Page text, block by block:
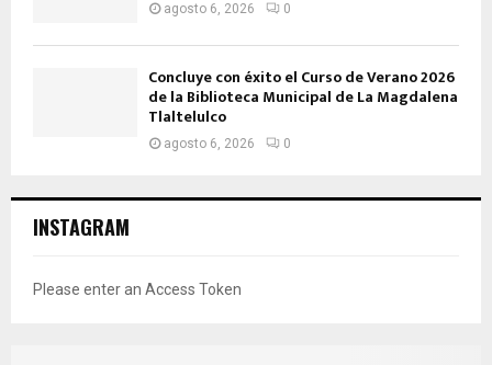
agosto 6, 2026 0
Concluye con éxito el Curso de Verano 2026
de la Biblioteca Municipal de La Magdalena
Tlaltelulco
agosto 6, 2026 0
INSTAGRAM
Please enter an Access Token